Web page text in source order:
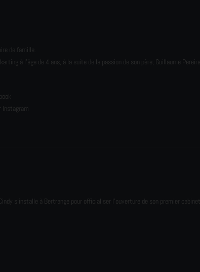
de famille.
à l’âge de 4 ans, à la suite de la passion de son père, Guillaume
Instagram
s'installe à Bertrange pour officialiser l'ouverture de son premier